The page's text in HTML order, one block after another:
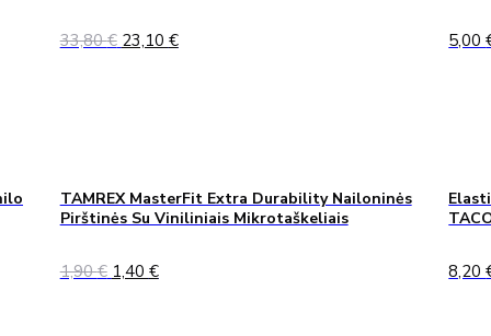
33,80€ Original
23,10 €Current
5,00
TAMREX MasterFit Extra Durability Nailoninės
Pirštinės Su Viniliniais Mikrotaškeliais
1,90€ Original
1,40 €Current
8,20